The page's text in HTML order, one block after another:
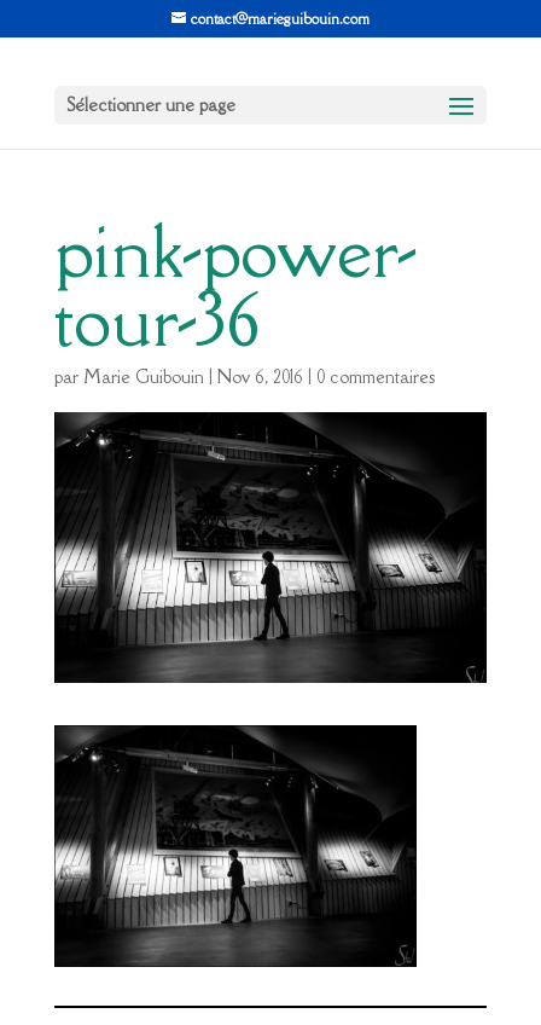
contact@marieguibouin.com
Sélectionner une page
pink-power-
tour-36
par Marie Guibouin| Nov 6, 2016 | 0 commentaires